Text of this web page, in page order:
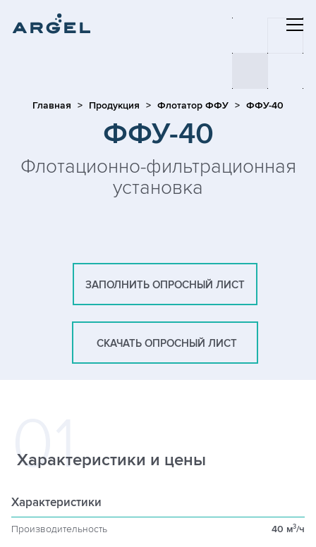
Главная Продукция Флотатор ФФУ ФФУ-40
ФФУ-40
Флотационно-фильтрационная
установка
ЗАПОЛНИТЬ ОПРОСНЫЙ ЛИСТ
СКАЧАТЬ ОПРОСНЫЙ ЛИСТ
Характеристики и цены
Характеристики
Производительность 40 м3/ч